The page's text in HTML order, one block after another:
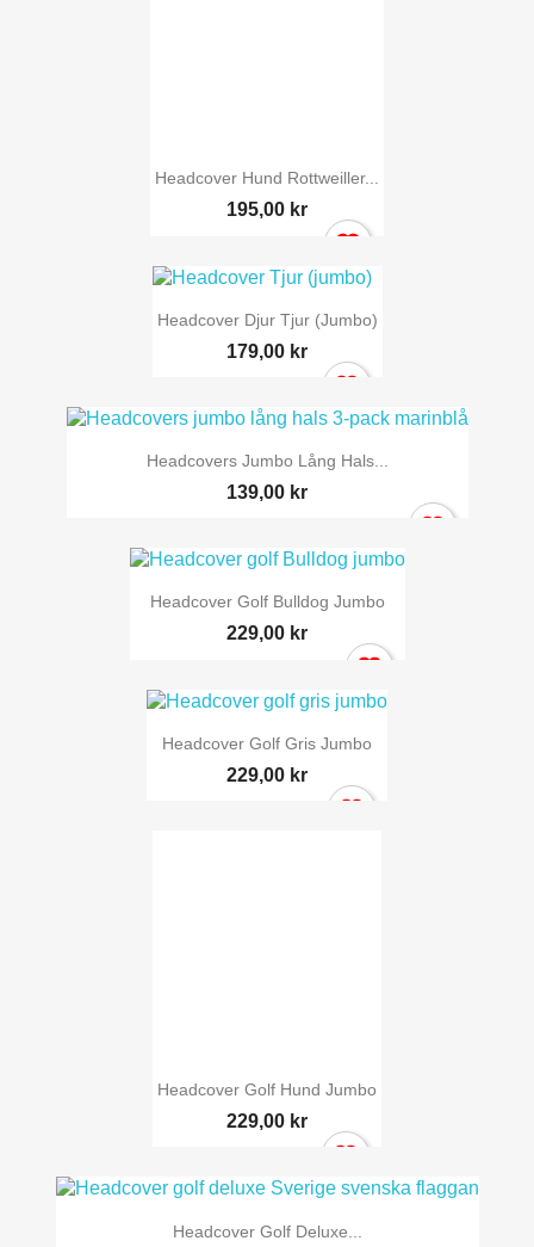
Headcover Hund Rottweiller...
195,00 kr
Headcover Djur Tjur (jumbo)
179,00 kr
Headcovers Jumbo Lång Hals...
139,00 kr
Headcover Golf Bulldog Jumbo
229,00 kr
Headcover Golf Gris Jumbo
229,00 kr
Headcover Golf Hund Jumbo
229,00 kr
Headcover Golf Deluxe...